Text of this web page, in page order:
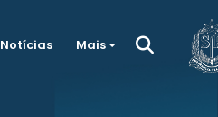
Notícias Mais